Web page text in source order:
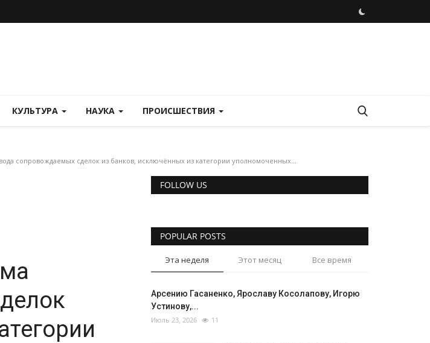
КУЛЬТУРА НАУКА ПРОИСШЕСТВИЯ
сопровождаемых сделок из банков, исключённых из категории уполномоченных...
FOLLOW US
POPULAR POSTS
Эта неделя Этот месяц Все время
Арсению Гасаненко, Ярославу Косолапову, Игорю
Устинову,...
Июль 23, 2026 11